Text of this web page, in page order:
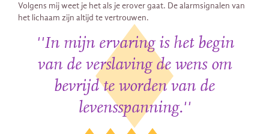
Volgens mij weet je het als je erover gaat. De alarmsignalen van
het lichaam zijn altijd te vertrouwen.
''In mijn ervaring is het begin
van de verslaving de wens om
bevrijd te worden van de
levensspanning.''